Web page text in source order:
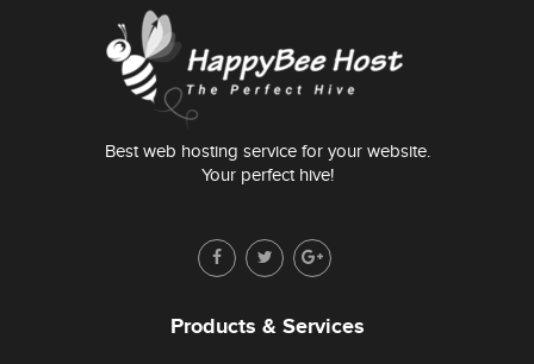
Best web hosting service for your website.
Your perfect hive!
Products & Services